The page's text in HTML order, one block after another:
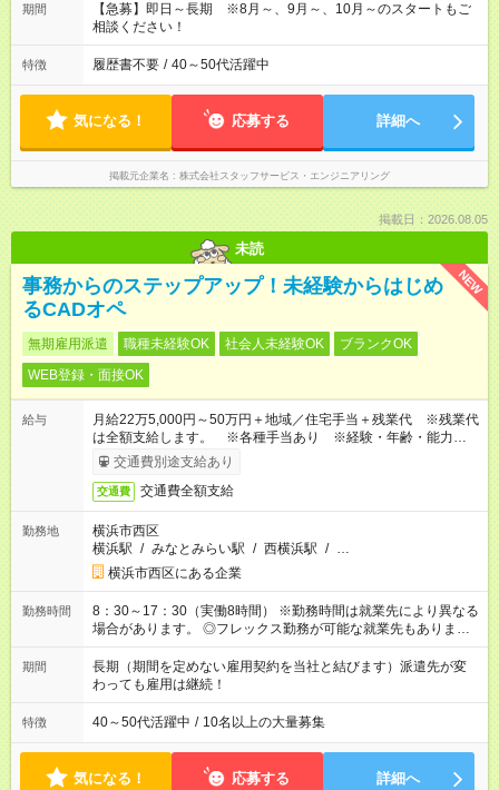
期間
【急募】即日～長期 ※8月～、9月～、10月～のスタートもご
相談ください！
特徴 履歴書不要 / 40～50代活躍中
気になる！ 応募する 詳細へ
掲載元企業名 株式会社スタッフサービス・エンジニアリング
掲載日：2026.08.05
未読
NEW
事務からのステップアップ！未経験からはじめ
るCADオペ
無期雇用派遣 職種未経験OK 社会人未経験OK
ブランクOK
WEB登録・面接OK
給与
月給22万5,000円～50万円＋地域／住宅手当＋残業代 ※残業代
は全額支給します。 ※各種手当あり ※経験・年齢・能力等を
考慮して加給・優遇します。
交通費別途支給あり
交通費 交通費全額支給
勤務地
横浜市西区
横浜駅 / みなとみらい駅 / 西横浜駅 / …
横浜市西区にある企業
勤務時間
8：30～17：30（実働8時間） ※勤務時間は就業先により異なる
場合があります。 ◎フレックス勤務が可能な就業先もありま
す。 ◎今よりもさらに働きやすい環境をつくるべく、 働き方
改革に全社をあげて取り組んでいます。
期間
長期（期間を定めない雇用契約を当社と結びます）派遣先が変
わっても雇用は継続！
特徴 40～50代活躍中 / 10名以上の大量募集
気になる！ 応募する 詳細へ